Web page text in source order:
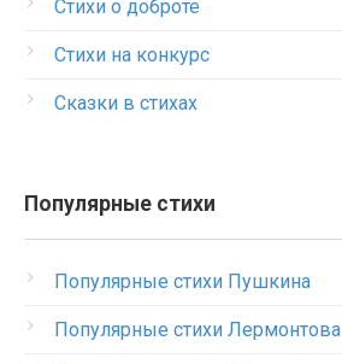
Стихи о доброте
Стихи на конкурс
Сказки в стихах
Популярные стихи
Популярные стихи Пушкина
Популярные стихи Лермонтова